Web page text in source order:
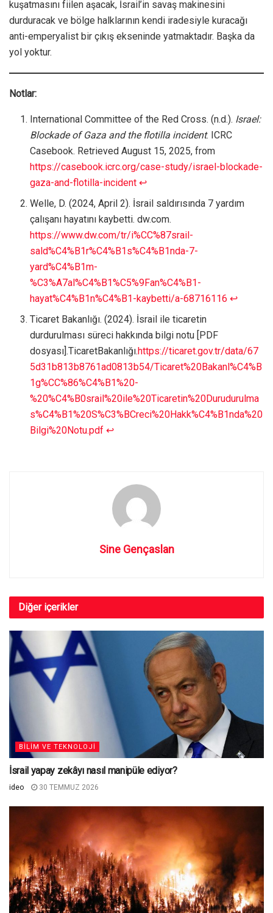
kuşatmasını fiilen aşacak, İsrail’in savaş makinesini
durduracak ve bölge halklarının kendi iradesiyle kuracağı
anti-emperyalist bir çıkış ekseninde yatmaktadır. Başka da
yol yoktur.
Notlar:
International Committee of the Red Cross. (n.d.). Israel:
Blockade of Gaza and the flotilla incident. ICRC
Casebook. Retrieved August 15, 2025, from
https://casebook.icrc.org/case-study/israel-blockade-
gaza-and-flotilla-incident ↩︎
Welle, D. (2024, April 2). İsrail saldırısında 7 yardım
çalışanı hayatını kaybetti. dw.com.
https://www.dw.com/tr/i%CC%87srail-
sald%C4%B1r%C4%B1s%C4%B1nda-7-
yard%C4%B1m-
%C3%A7al%C4%B1%C5%9Fan%C4%B1-
hayat%C4%B1n%C4%B1-kaybetti/a-68716116 ↩︎
Ticaret Bakanlığı. (2024). İsrail ile ticaretin
durdurulması süreci hakkında bilgi notu [PDF
dosyası].TicaretBakanlığı.https://ticaret.gov.tr/data/67
5d31b813b8761ad0813b54/Ticaret%20Bakanl%C4%B
1g%CC%86%C4%B1%20-
%20%C4%B0srail%20ile%20Ticaretin%20Durudurulma
s%C4%B1%20S%C3%BCreci%20Hakk%C4%B1nda%20
Bilgi%20Notu.pdf ↩︎
Sine Gençaslan
Diğer içerikler
BILIM VE TEKNOLOJI
İsrail yapay zekâyı nasıl manipüle ediyor?
ideo 30 TEMMUZ 2026